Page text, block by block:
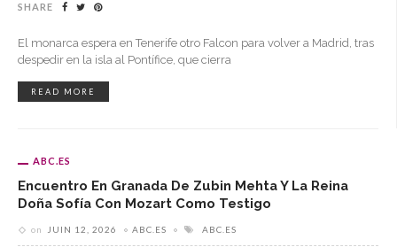
SHARE
El monarca espera en Tenerife otro Falcon para volver a Madrid, tras
despedir en la isla al Pontífice, que cierra
READ MORE
ABC.ES
Encuentro En Granada De Zubin Mehta Y La Reina
Doña Sofía Con Mozart Como Testigo
on JUIN 12, 2026 ABC.ES ABC.ES